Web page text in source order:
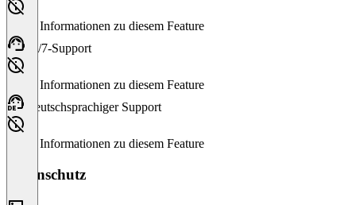
Keine Informationen zu diesem Feature
24/7-Support
Keine Informationen zu diesem Feature
Deutschsprachiger Support
Keine Informationen zu diesem Feature
Datenschutz